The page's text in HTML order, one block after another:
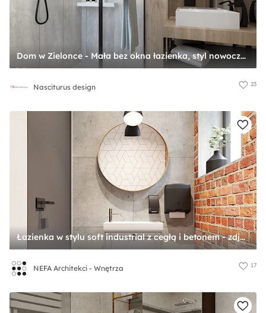
Dom w Zielonce - Mała bez okna łazienka, styl nowoczesny - zdjęcie od Nasciturus design
Nasciturus design 23
Łazienka w stylu soft industrial z cegłą i betonem - zdjęcie od NEFA Architekci - Wnętrza
NEFA Architekci - Wnętrza 17